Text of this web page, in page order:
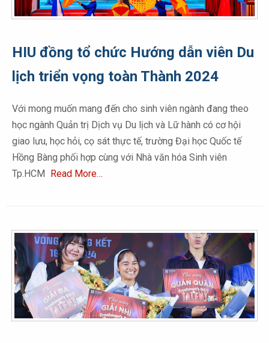
HIU đồng tổ chức Hướng dẫn viên Du
lịch triển vọng toàn Thành 2024
Với mong muốn mang đến cho sinh viên ngành đang theo
học ngành Quản trị Dịch vụ Du lịch và Lữ hành có cơ hội
giao lưu, học hỏi, cọ sát thực tế, trường Đại học Quốc tế
Hồng Bàng phối hợp cùng với Nhà văn hóa Sinh viên
Tp.HCM Read More…